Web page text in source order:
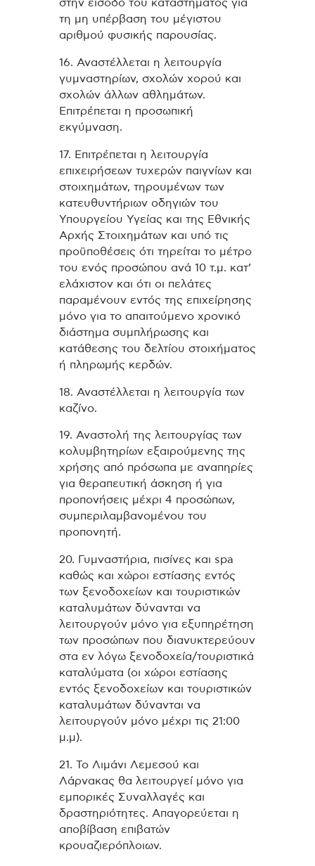
στην είσοδο του καταστήματος για
τη μη υπέρβαση του μέγιστου
αριθμού φυσικής παρουσίας.
16. Αναστέλλεται η λειτουργία
γυμναστηρίων, σχολών χορού και
σχολών άλλων αθλημάτων.
Επιτρέπεται η προσωπική
εκγύμναση.
17. Επιτρέπεται η λειτουργία
επιχειρήσεων τυχερών παιγνίων και
στοιχημάτων, τηρουμένων των
κατευθυντήριων οδηγιών του
Υπουργείου Υγείας και της Εθνικής
Αρχής Στοιχημάτων και υπό τις
προϋποθέσεις ότι τηρείται το μέτρο
του ενός προσώπου ανά 10 τ.μ. κατ’
ελάχιστον και ότι οι πελάτες
παραμένουν εντός της επιχείρησης
μόνο για το απαιτούμενο χρονικό
διάστημα συμπλήρωσης και
κατάθεσης του δελτίου στοιχήματος
ή πληρωμής κερδών.
18. Αναστέλλεται η λειτουργία των
καζίνο.
19. Αναστολή της λειτουργίας των
κολυμβητηρίων εξαιρούμενης της
χρήσης από πρόσωπα με αναπηρίες
για θεραπευτική άσκηση ή για
προπονήσεις μέχρι 4 προσώπων,
συμπεριλαμβανομένου του
προπονητή.
20. Γυμναστήρια, πισίνες και spa
καθώς και χώροι εστίασης εντός
των ξενοδοχείων και τουριστικών
καταλυμάτων δύνανται να
λειτουργούν μόνο για εξυπηρέτηση
των προσώπων που διανυκτερεύουν
στα εν λόγω ξενοδοχεία/τουριστικά
καταλύματα (οι χώροι εστίασης
εντός ξενοδοχείων και τουριστικών
καταλυμάτων δύνανται να
λειτουργούν μόνο μέχρι τις 21:00
μ.μ).
21. Το Λιμάνι Λεμεσού και
Λάρνακας θα λειτουργεί μόνο για
εμπορικές Συναλλαγές και
δραστηριότητες. Απαγορεύεται η
αποβίβαση επιβατών
κρουαζιερόπλοιων.